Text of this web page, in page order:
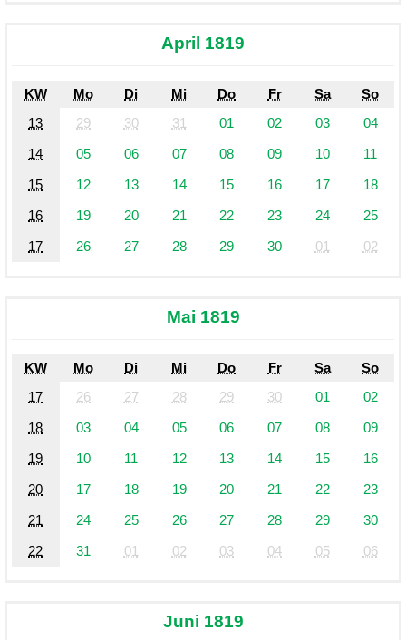
April 1819
KW Mo Di Mi Do Fr Sa
So
13
29 30 31 01 02 03
04
14
05 06 07 08 09 10
11
15
12 13 14 15 16 17
18
16
19 20 21 22 23 24
25
17
26 27 28 29 30 01 02
Mai 1819
KW Mo Di Mi Do Fr Sa
So
17
26 27 28 29 30 01
02
18
03 04 05 06 07 08
09
19
10 11 12 13 14 15
16
20
17 18 19 20 21 22
23
21
24 25 26 27 28 29
30
22
31 01 02 03 04 05 06
Juni 1819